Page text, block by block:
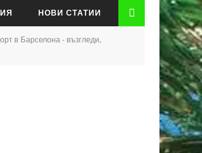
НОВИ СТАТИИ
в Барселона - възгледи,